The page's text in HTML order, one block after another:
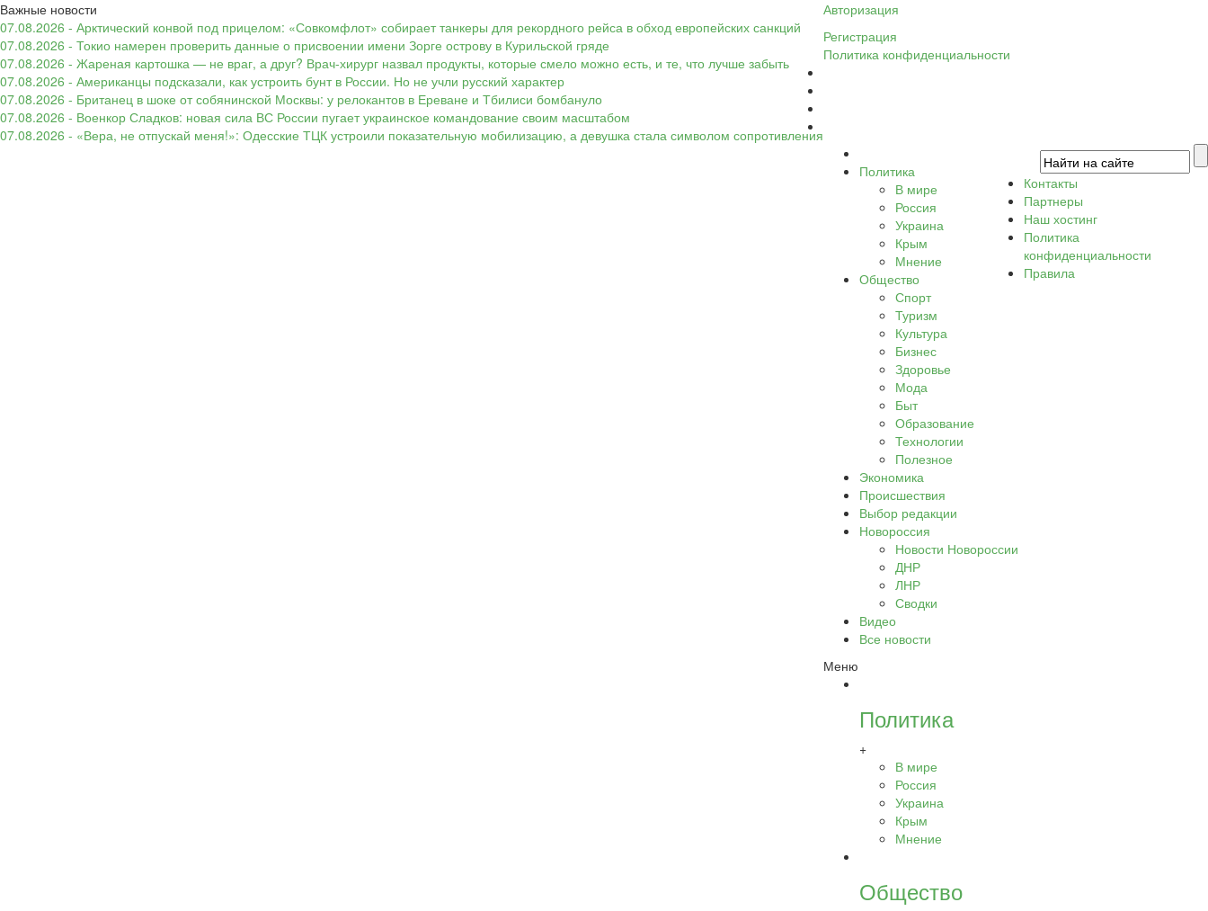
Важные новости
07.08.2026 - Арктический конвой под прицелом: «Совкомфлот» собирает танкеры для рекордного рейса в обход европейских санкций
07.08.2026 - Токио намерен проверить данные о присвоении имени Зорге острову в Курильской гряде
07.08.2026 - Жареная картошка — не враг, а друг? Врач-хирург назвал продукты, которые смело можно есть, и те, что лучше забыть
07.08.2026 - Американцы подсказали, как устроить бунт в России. Но не учли русский характер
07.08.2026 - Британец в шоке от собянинской Москвы: у релокантов в Ереване и Тбилиси бомбануло
07.08.2026 - Военкор Сладков: новая сила ВС России пугает украинское командование своим масштабом
07.08.2026 - «Вера, не отпускай меня!»: Одесские ТЦК устроили показательную мобилизацию, а девушка стала символом сопротивления
Авторизация
Регистрация
Политика конфиденциальности
Политика
В мире
Россия
Украина
Крым
Мнение
Общество
Спорт
Туризм
Культура
Бизнес
Здоровье
Мода
Быт
Образование
Технологии
Полезное
Экономика
Происшествия
Выбор редакции
Новороссия
Новости Новороссии
ДНР
ЛНР
Сводки
Видео
Все новости
Меню
Политика
+
В мире
Россия
Украина
Крым
Мнение
Общество
Контакты
Партнеры
Наш хостинг
Политика
конфиденциальности
Правила